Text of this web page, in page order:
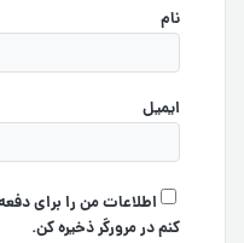
نام
ایمیل
اطلاعات من را برای
کنم در مرورگر ذخیره کن.